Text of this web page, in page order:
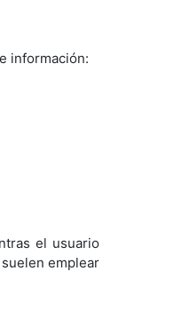
información:
el usuario
emplear